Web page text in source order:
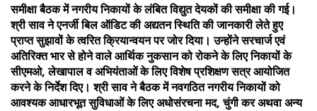
समीक्षा बैठक में नगरीय निकायों के लंबित विद्युत देयकों की समीक्षा की गई।
श्री साव ने एनर्जी बिल ऑडिट की अद्यतन स्थिति की जानकारी लेते हुए
प्राप्त सुझावों के त्वरित क्रियान्वयन पर जोर दिया। उन्होंने सरचार्ज एवं
अतिरिक्त भार से होने वाले आर्थिक नुकसान को रोकने के लिए निकायों के
सीएमओ, लेखापाल व अभियंताओं के लिए विशेष प्रशिक्षण सत्र आयोजित
करने के निर्देश दिए। श्री साव ने बैठक में नवगठित नगरीय निकायों को
आवश्यक आधारभूत सुविधाओं के लिए अधोसंरचना मद, चुंगी कर अथवा अन्य